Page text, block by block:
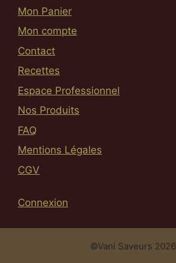
Mon Panier
Mon compte
Contact
Recettes
Espace Professionnel
Nos Produits
FAQ
Mentions Légales
CGV
Connexion
©Vani Saveurs 2026
Article ajouté au panier